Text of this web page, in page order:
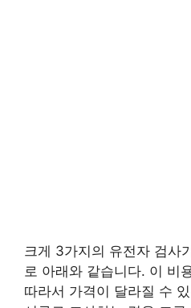
크게 3가지의 유전자 검사
로 아래와 같습니다. 이 비
따라서 가격이 달라질 수